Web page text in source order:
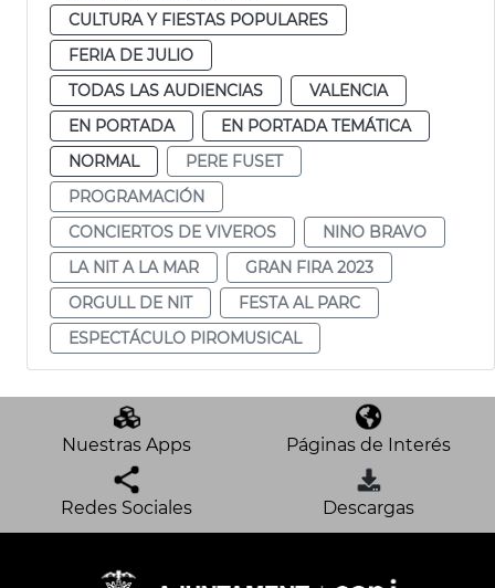
CULTURA Y FIESTAS POPULARES
FERIA DE JULIO
TODAS LAS AUDIENCIAS
VALENCIA
EN PORTADA
EN PORTADA TEMÁTICA
NORMAL
PERE FUSET
PROGRAMACIÓN
CONCIERTOS DE VIVEROS
NINO BRAVO
LA NIT A LA MAR
GRAN FIRA 2023
ORGULL DE NIT
FESTA AL PARC
ESPECTÁCULO PIROMUSICAL
Nuestras Apps Páginas de Interés
Redes Sociales Descargas